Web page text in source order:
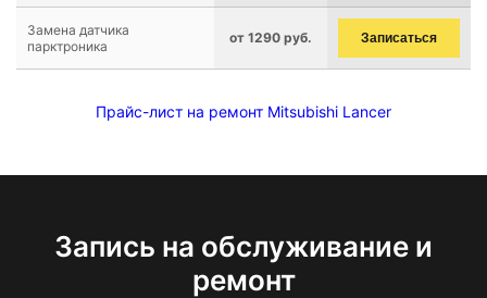
Замена датчика
парктроника
от 1290 руб. Записаться
Прайс-лист на ремонт Mitsubishi Lancer
Запись на обслуживание и
ремонт